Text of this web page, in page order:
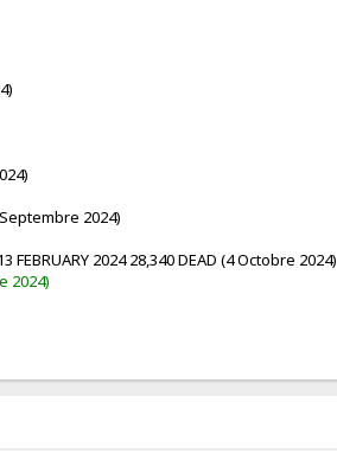
2024)
2024 28,340 DEAD (4 Octobre 2024)
2024)